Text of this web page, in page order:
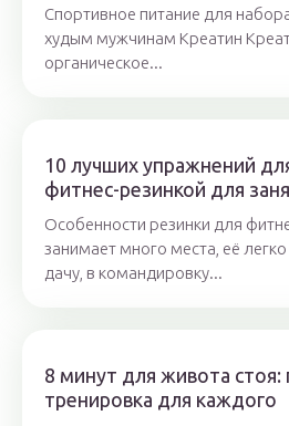
Спортивное питание для
худым мужчинам Креатин
органическое...
10 лучших упражнений
фитнес-резинкой для
Особенности резинки для
занимает много места, её
дачу, в командировку...
8 минут для живота стоя:
тренировка для каждого